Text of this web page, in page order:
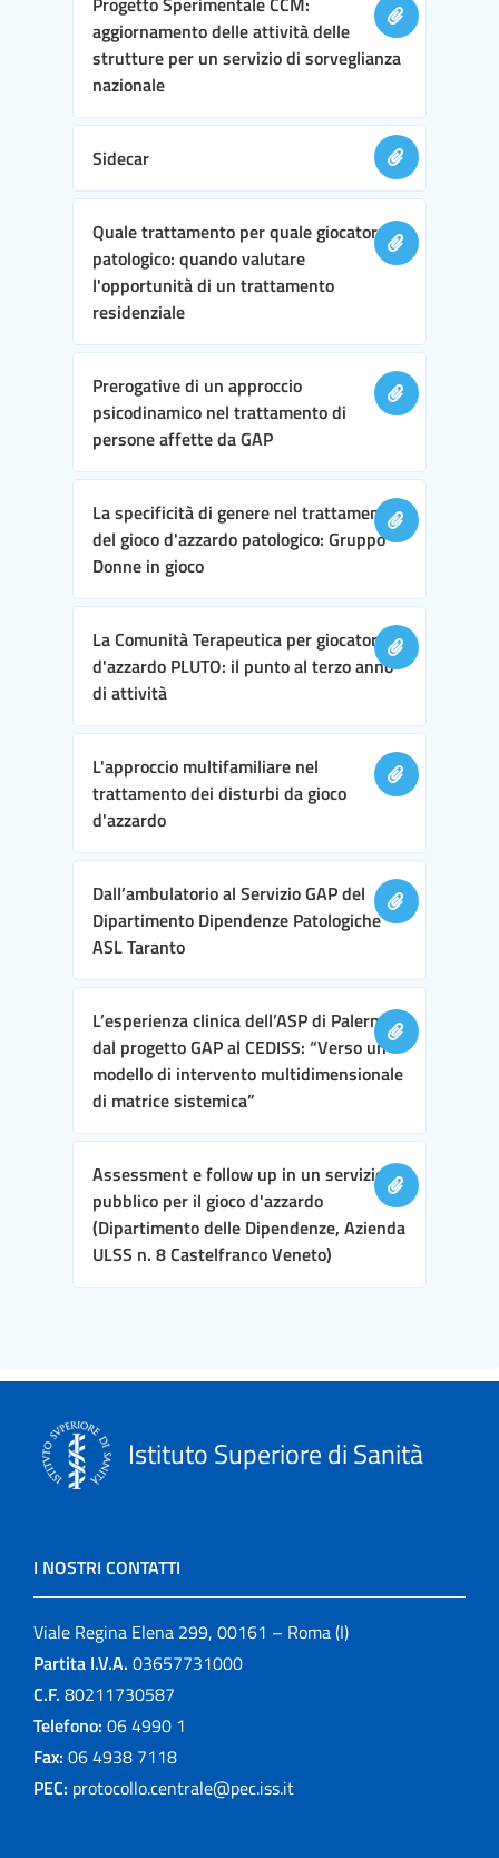
aggiornamento delle attività delle
strutture per un servizio di sorveglianza
nazionale
Sidecar
Quale trattamento per quale giocatore
patologico: quando valutare
l'opportunità di un trattamento
residenziale
Prerogative di un approccio
psicodinamico nel trattamento di
persone affette da GAP
La specificità di genere nel trattamento
del gioco d'azzardo patologico: Gruppo
Donne in gioco
La Comunità Terapeutica per giocatori
d'azzardo PLUTO: il punto al terzo anno
di attività
L'approccio multifamiliare nel
trattamento dei disturbi da gioco
d'azzardo
Dall’ambulatorio al Servizio GAP del
Dipartimento Dipendenze Patologiche
ASL Taranto
L’esperienza clinica dell’ASP di Palermo,
dal progetto GAP al CEDISS: “Verso un
modello di intervento multidimensionale
di matrice sistemica”
Assessment e follow up in un servizio
pubblico per il gioco d'azzardo
(Dipartimento delle Dipendenze, Azienda
ULSS n. 8 Castelfranco Veneto)
Istituto Superiore di Sanità
I NOSTRI CONTATTI
Viale Regina Elena 299, 00161 – Roma (I)
Partita I.V.A. 03657731000
C.F. 80211730587
Telefono: 06 4990 1
Fax: 06 4938 7118
PEC: protocollo.centrale@pec.iss.it